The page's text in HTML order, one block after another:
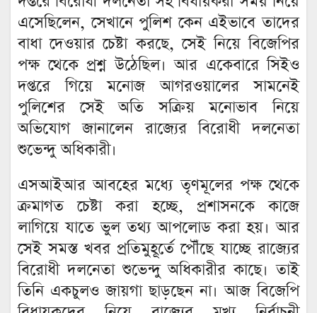
এসেছিলেন, সেখানে পুলিশ কেন এইভাবে তাদের
বাধা দেওয়ার চেষ্টা করছে, সেই নিয়ে বিজেপির
পক্ষ থেকে প্রশ্ন উঠেছিল। আর একেবারে সিইও
দপ্তরে গিয়ে মনোজ আগরওয়ালের সামনেই
পুলিশের সেই অতি সক্রিয় মনোভাব নিয়ে
অভিযোগ জানালেন রাজ্যের বিরোধী দলনেতা
শুভেন্দু অধিকারী।
এসআইআর আবহের মধ্যে তৃণমূলের পক্ষ থেকে
ক্রমাগত চেষ্টা করা হচ্ছে, প্রশাসনকে কাজে
লাগিয়ে যাতে ভুল তথ্য আপলোড করা হয়। আর
সেই সমস্ত খবর প্রতিমুহূর্তে পৌঁছে যাচ্ছে রাজ্যের
বিরোধী দলনেতা শুভেন্দু অধিকারীর কাছে। তাই
তিনি একচুলও জায়গা ছাড়ছেন না। আজ বিজেপি